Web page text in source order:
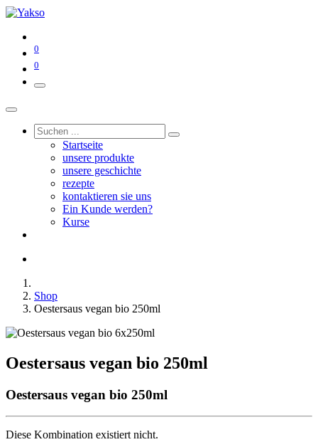
0
0
Startseite
unsere produkte
unsere geschichte
rezepte
kontaktieren sie uns
Ein Kunde werden?
Kurse
Shop
Oestersaus vegan bio 250ml
Oestersaus vegan bio 250ml
Oestersaus vegan bio 250ml
Diese Kombination existiert nicht.